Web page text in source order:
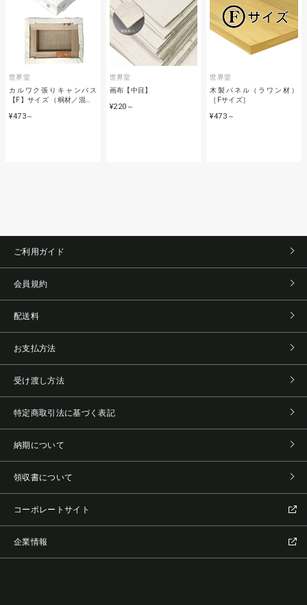
世界堂
カルワク張りキャンバス
【F】サイズ （桐材／混…
¥473～
世界堂
画布【中目】
¥220 ～
世界堂
木製パネル（ラワン材）
［Fサイズ］
¥473 ～
ご利用ガイド
会員規約
配送料
お支払方法
受け渡し方法
特定商取引法に基づく表記
納期について
領収書について
コーポレートサイト
企業情報